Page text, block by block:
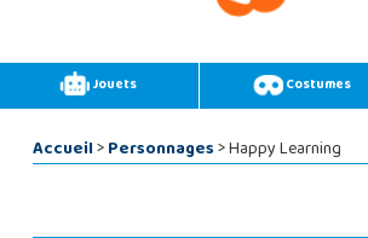
Jouets Costumes
Accueil>Personnages> Happy Learning